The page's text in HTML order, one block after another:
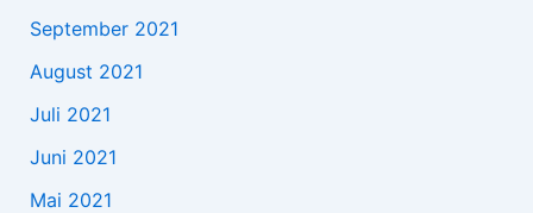
September 2021
August 2021
Juli 2021
Juni 2021
Mai 2021